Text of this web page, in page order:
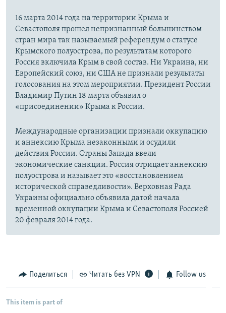
16 марта 2014 года на территории Крыма и
Севастополя прошел непризнанный большинством
стран мира так называемый референдум о статусе
Крымского полуострова, по результатам которого
Россия включила Крым в свой состав. Ни Украина, ни
Европейский союз, ни США не признали результаты
голосования на этом мероприятии. Президент России
Владимир Путин 18 марта объявил о
«присоединении» Крыма к России.
Международные организации признали оккупацию
и аннексию Крыма незаконными и осудили
действия России. Страны Запада ввели
экономические санкции. Россия отрицает аннексию
полуострова и называет это «восстановлением
исторической справедливости». Верховная Рада
Украины официально объявила датой начала
временной оккупации Крыма и Севастополя Россией
20 февраля 2014 года.
Поделиться Читать без VPN Follow us
This item is part of